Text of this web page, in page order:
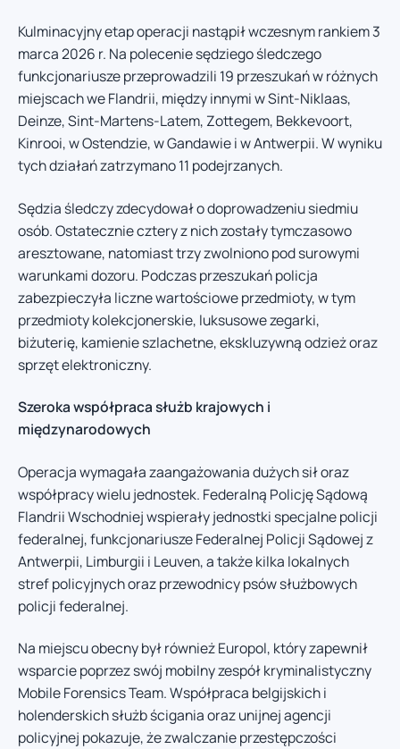
Kulminacyjny etap operacji nastąpił wczesnym rankiem 3
marca 2026 r. Na polecenie sędziego śledczego
funkcjonariusze przeprowadzili 19 przeszukań w różnych
miejscach we Flandrii, między innymi w Sint-Niklaas,
Deinze, Sint-Martens-Latem, Zottegem, Bekkevoort,
Kinrooi, w Ostendzie, w Gandawie i w Antwerpii. W wyniku
tych działań zatrzymano 11 podejrzanych.
Sędzia śledczy zdecydował o doprowadzeniu siedmiu
osób. Ostatecznie cztery z nich zostały tymczasowo
aresztowane, natomiast trzy zwolniono pod surowymi
warunkami dozoru. Podczas przeszukań policja
zabezpieczyła liczne wartościowe przedmioty, w tym
przedmioty kolekcjonerskie, luksusowe zegarki,
biżuterię, kamienie szlachetne, ekskluzywną odzież oraz
sprzęt elektroniczny.
Szeroka współpraca służb krajowych i
międzynarodowych
Operacja wymagała zaangażowania dużych sił oraz
współpracy wielu jednostek. Federalną Policję Sądową
Flandrii Wschodniej wspierały jednostki specjalne policji
federalnej, funkcjonariusze Federalnej Policji Sądowej z
Antwerpii, Limburgii i Leuven, a także kilka lokalnych
stref policyjnych oraz przewodnicy psów służbowych
policji federalnej.
Na miejscu obecny był również Europol, który zapewnił
wsparcie poprzez swój mobilny zespół kryminalistyczny
Mobile Forensics Team. Współpraca belgijskich i
holenderskich służb ścigania oraz unijnej agencji
policyjnej pokazuje, że zwalczanie przestępczości